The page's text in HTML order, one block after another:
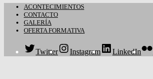
ACONTECIMIENTOS
CONTACTO
GALERÍA
OFERTA FORMATIVA
Twitter Instagram LinkedIn